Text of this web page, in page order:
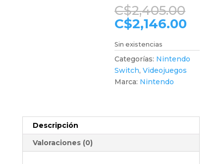
C$2,405.00
C$2,146.00
es:
Sin existencias
Categorías: Nintendo
Switch,Videojuegos
Marca: Nintendo
Descripción
Valoraciones (0)